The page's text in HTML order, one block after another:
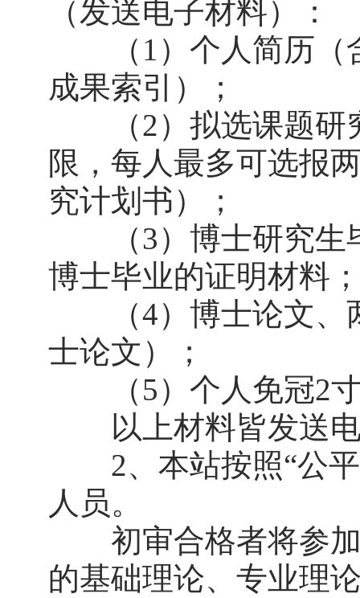
（发送电子材料）：
（1）个人简历（
成果索引）；
（2）拟选课题研究
限，每人最多可选报
究计划书）；
（3）博士研究生毕
博士毕业的证明材料
（4）博士论文、
士论文）；
（5）个人免冠2寸
以上材料皆发送电
2、本站按照“公平
人员。
初审合格者将参加
的基础理论、专业理